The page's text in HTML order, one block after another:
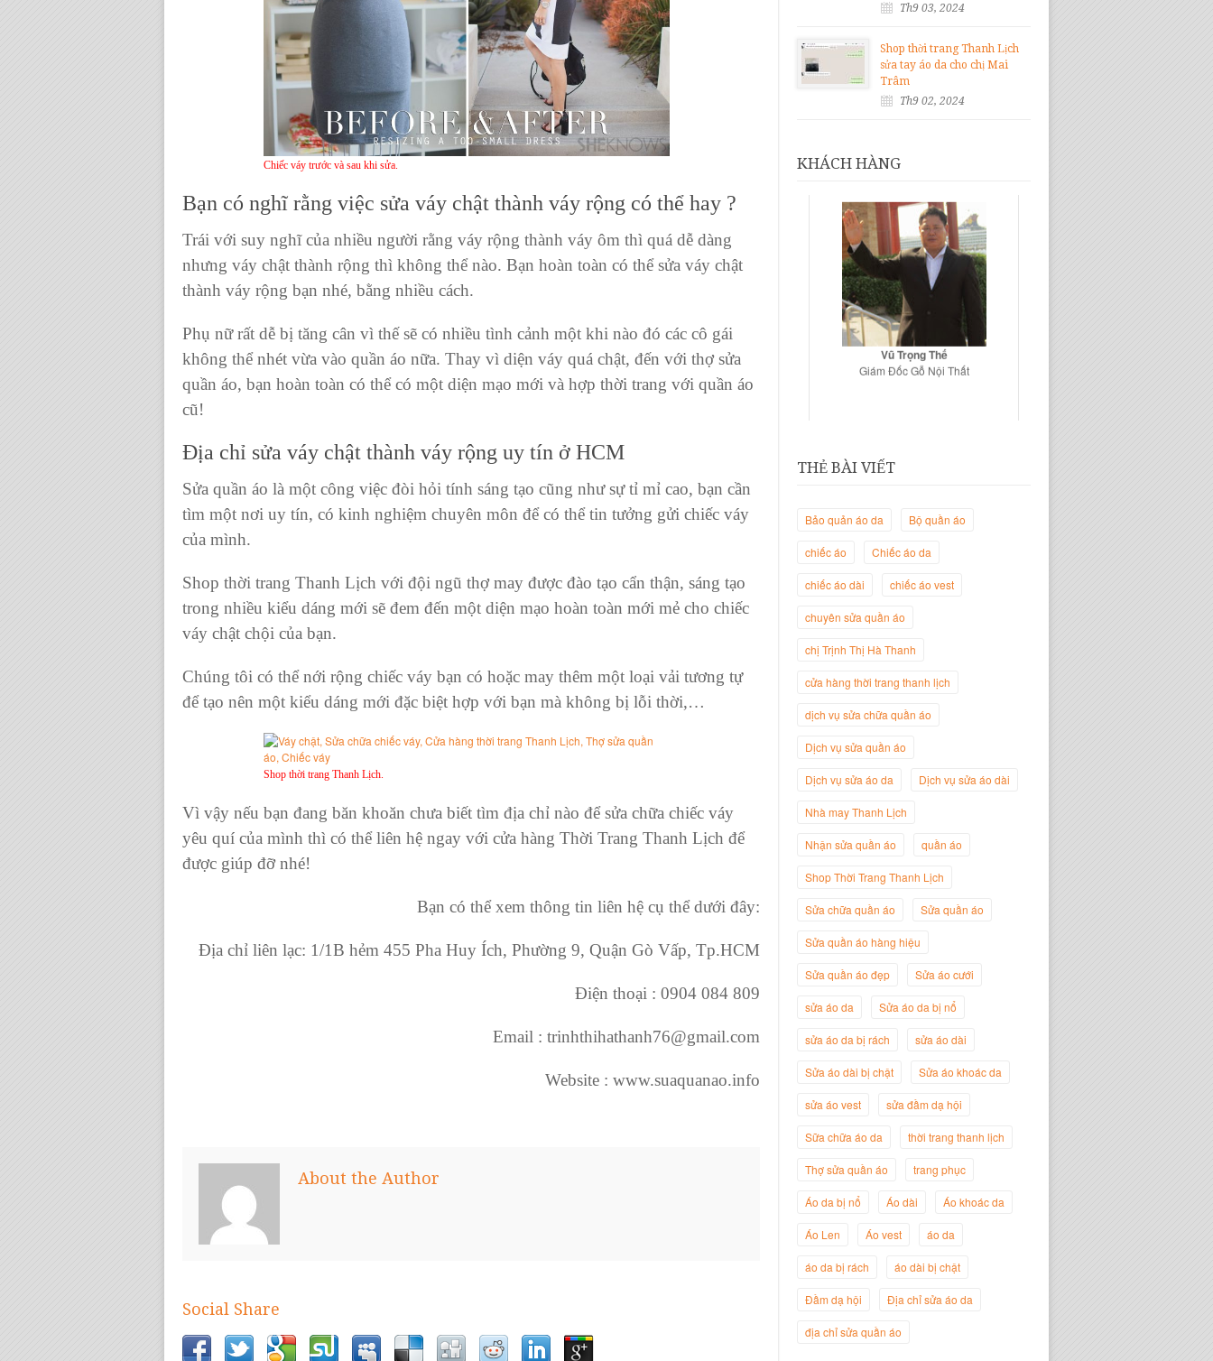
Chiếc váy trước và sau khi sửa.
Bạn có nghĩ rằng việc sửa váy chật thành váy rộng có thể hay ?
Trái với suy nghĩ của nhiều người rằng váy rộng thành váy ôm thì quá dễ dàng
nhưng váy chật thành rộng thì không thể nào. Bạn hoàn toàn có thể sửa váy chật
thành váy rộng bạn nhé, bằng nhiều cách.
Phụ nữ rất dễ bị tăng cân vì thế sẽ có nhiều tình cảnh một khi nào đó các cô gái
không thể nhét vừa vào quần áo nữa. Thay vì diện váy quá chật, đến với thợ sửa
quần áo, bạn hoàn toàn có thể có một diện mạo mới và hợp thời trang với quần áo
cũ!
Địa chỉ sửa váy chật thành váy rộng uy tín ở HCM
Sửa quần áo là một công việc đòi hỏi tính sáng tạo cũng như sự tỉ mỉ cao, bạn cần
tìm một nơi uy tín, có kinh nghiệm chuyên môn để có thể tin tưởng gửi chiếc váy
của mình.
Shop thời trang Thanh Lịch với đội ngũ thợ may được đào tạo cẩn thận, sáng tạo
trong nhiều kiểu dáng mới sẽ đem đến một diện mạo hoàn toàn mới mẻ cho chiếc
váy chật chội của bạn.
Chúng tôi có thể nới rộng chiếc váy bạn có hoặc may thêm một loại vải tương tự
để tạo nên một kiểu dáng mới đặc biệt hợp với bạn mà không bị lỗi thời,…
Shop thời trang Thanh Lịch.
Vì vậy nếu bạn đang băn khoăn chưa biết tìm địa chỉ nào đểsửa chữa chiếc váy
yêu quí của mình thì có thể liên hệ ngay với cửa hàng Thời Trang Thanh Lịch để
được giúp đỡ nhé!
Bạn có thể xem thông tin liên hệ cụ thể dưới đây:
Địa chỉ liên lạc: 1/1B hẻm 455 Pha Huy Ích, Phường 9, Quận Gò Vấp, Tp.HCM
Điện thoại : 0904 084 809
Email : trinhthihathanh76@gmail.com
Website : www.suaquanao.info
About the Author
Social Share
Th9 03, 2024
Shop thời trang Thanh Lịch
sửa tay áo da cho chị Mai
Trâm
Th9 02, 2024
KHÁCH HÀNG
Vũ Trọng Thế
Giám Đốc Gỗ Nội Thất
Trịnh Thị Hà Thanh
Giám Đốc Thương Hiệu Giày Thời
Trang Thanh Lịch
Nguyễn Minh Đức
Nguyễn
Giám Đốc Công ty Twist Potato
THẺ BÀI VIẾT
Bảo quản áo da Bộ quần áo
chiếc áo Chiếc áo da
chiếc áo dài chiếc áo vest
chuyên sửa quần áo
chị Trịnh Thị Hà Thanh
cửa hàng thời trang thanh lịch
dịch vụ sửa chữa quần áo
Dịch vụ sửa quần áo
Dịch vụ sửa áo da Dịch vụ sửa áo dài
Nhà may Thanh Lịch
Nhận sửa quần áo quần áo
Shop Thời Trang Thanh Lịch
Sửa chữa quần áo Sửa quần áo
Sửa quần áo hàng hiệu
Sửa quần áo đẹp Sửa áo cưới
sửa áo da Sửa áo da bị nổ
sửa áo da bị rách sửa áo dài
Sửa áo dài bị chật Sửa áo khoác da
sửa áo vest sửa đầm dạ hội
Sữa chữa áo da thời trang thanh lịch
Thợ sửa quần áo trang phục
Áo da bị nổ Áo dài Áo khoác da
Áo Len Áo vest áo da
áo da bị rách áo dài bị chật
Đầm dạ hội Địa chỉ sửa áo da
địa chỉ sửa quần áo